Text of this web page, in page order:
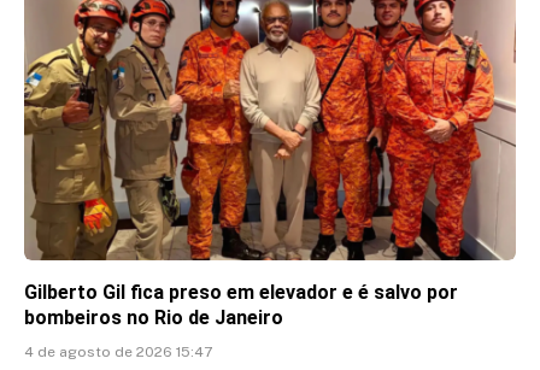
Gilberto Gil fica preso em elevador e é salvo por
bombeiros no Rio de Janeiro
4 de agosto de 2026 15:47